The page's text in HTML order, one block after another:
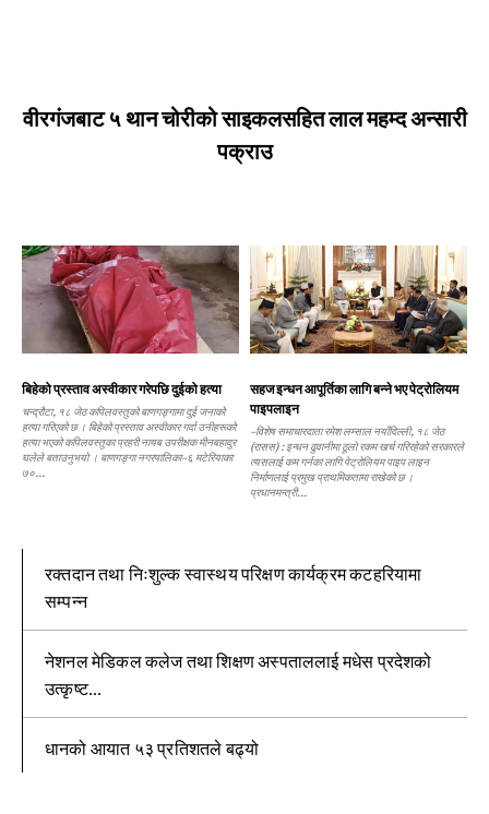
वीरगंजबाट ५ थान चोरीको साइकलसहित लाल महम्द अन्सारी
पक्राउ
बिहेको प्रस्ताव अस्वीकार गरेपछि दुईको हत्या
चन्द्रौटा, १८ जेठ कपिलवस्तुको बाणगङ्गामा दुई जनाको
हत्या गरिएको छ । बिहेको प्रस्ताव अस्वीकार गर्दा उनीहरूको
हत्या भएको कपिलवस्तुका प्रहरी नायब उपरीक्षक मीनबहादुर
घलेले बताउनुभयो । बाणगङ्गा नगरपालिका–६ मटेरियाका
७०...
सहज इन्धन आपूर्तिका लागि बन्ने भए पेट्रोलियम
पाइपलाइन
–विशेष समाचारदाता रमेश लम्साल नयाँदिल्ली, १८ जेठ
(रासस) : इन्धन ढुवानीमा ठूलो रकम खर्च गरिरहेको सरकारले
त्यसलाई कम गर्नका लागि पेट्रोलियम पाइप लाइन
निर्माणलाई प्रमुख प्राथमिकतामा राखेको छ ।
प्रधानमन्त्री...
रक्तदान तथा निःशुल्क स्वास्थय परिक्षण कार्यक्रम कटहरियामा
सम्पन्न
नेशनल मेडिकल कलेज तथा शिक्षण अस्पताललाई मधेस प्रदेशको
उत्कृष्ट...
धानको आयात ५३ प्रतिशतले बढ्यो